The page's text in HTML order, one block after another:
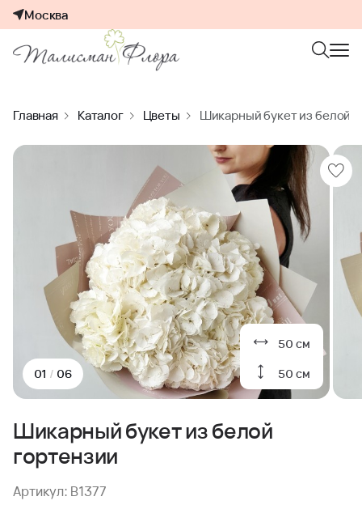
Москва
Главная Каталог Цветы Шикарный букет из белой
50 см
50 см
01 / 06
Шикарный букет из белой
гортензии
Артикул: B1377